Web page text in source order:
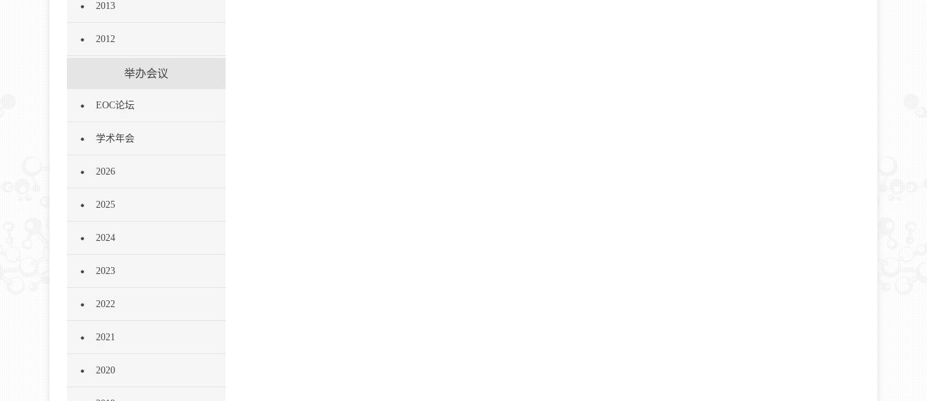
2013
2012
举办会议
EOC论坛
学术年会
2026
2025
2024
2023
2022
2021
2020